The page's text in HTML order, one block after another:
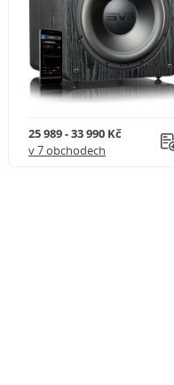
25 989 - 33 990 Kč
v 7 obchodech